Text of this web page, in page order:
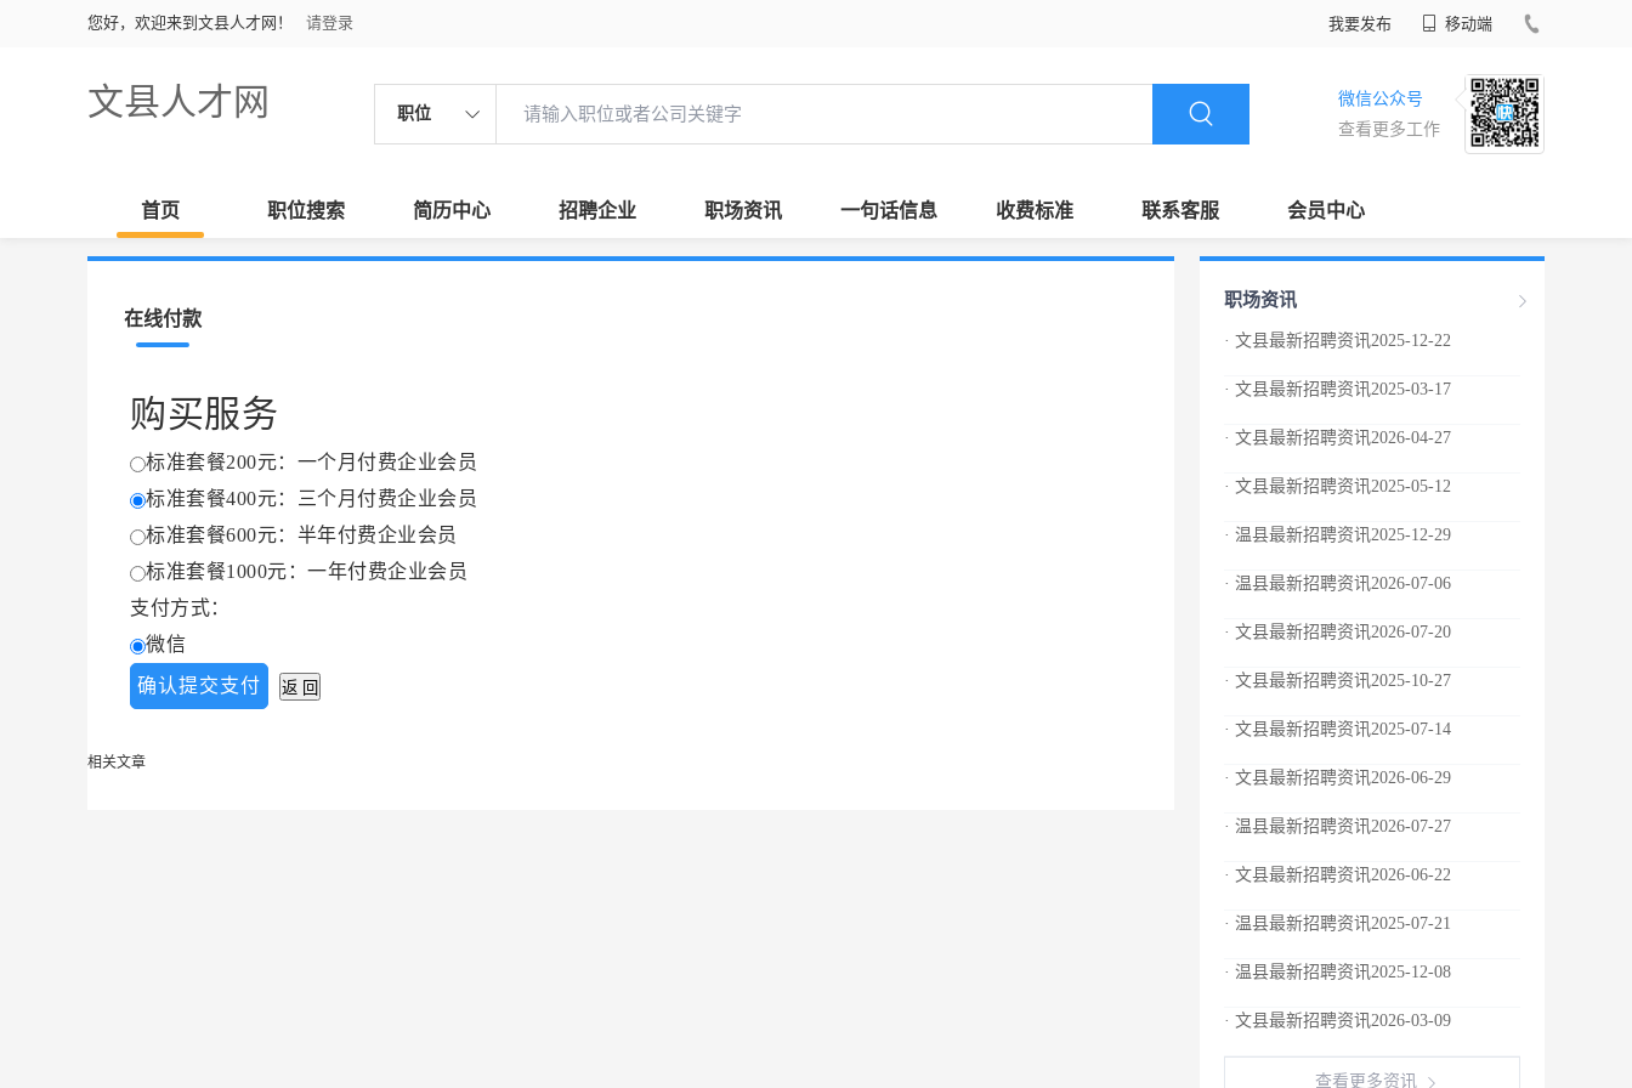
您好，欢迎来到文县人才网！ 请登录 我要发布 移动端
文县人才网 职位
微信公众号
查看更多工作
首页 职位搜索 简历中心 招聘企业 职场资讯 一句话信息 收费标准 联系客服 会员中心
在线付款
购买服务
标准套餐200元：一个月付费企业会员
标准套餐400元：三个月付费企业会员
标准套餐600元：半年付费企业会员
标准套餐1000元：一年付费企业会员
支付方式：
微信
相关文章
职场资讯
· 文县最新招聘资讯2025-12-22
· 文县最新招聘资讯2025-03-17
· 文县最新招聘资讯2026-04-27
· 文县最新招聘资讯2025-05-12
· 温县最新招聘资讯2025-12-29
· 温县最新招聘资讯2026-07-06
· 文县最新招聘资讯2026-07-20
· 文县最新招聘资讯2025-10-27
· 文县最新招聘资讯2025-07-14
· 文县最新招聘资讯2026-06-29
· 温县最新招聘资讯2026-07-27
· 文县最新招聘资讯2026-06-22
· 温县最新招聘资讯2025-07-21
· 温县最新招聘资讯2025-12-08
· 文县最新招聘资讯2026-03-09
查看更多资讯